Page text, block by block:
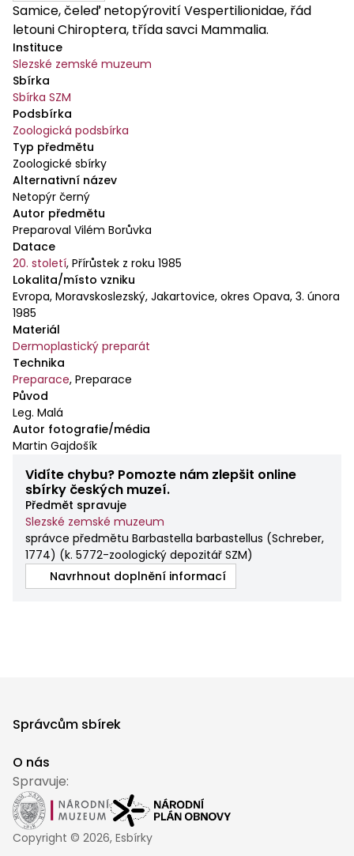
Samice, čeleď netopýrovití Vespertilionidae, řád
letouni Chiroptera, třída savci Mammalia.
Instituce
Slezské zemské muzeum
Sbírka
Sbírka SZM
Podsbírka
Zoologická podsbírka
Typ předmětu
Zoologické sbírky
Alternativní název
Netopýr černý
Autor předmětu
Preparoval Vilém Borůvka
Datace
20. století, Přírůstek z roku 1985
Lokalita/místo vzniku
Evropa, Moravskoslezský, Jakartovice, okres Opava, 3. února
1985
Materiál
Dermoplastický preparát
Technika
Preparace, Preparace
Původ
Leg. Malá
Autor fotografie/média
Martin Gajdošík
Vidíte chybu? Pomozte nám zlepšit online
sbírky českých muzeí.
Předmět spravuje
Slezské zemské muzeum
správce předmětu Barbastella barbastellus (Schreber,
1774) (k. 5772-zoologický depozitář SZM)
Navrhnout doplnění informací
Správcům sbírek
O nás
Spravuje:
Copyright © 2026, Esbírky